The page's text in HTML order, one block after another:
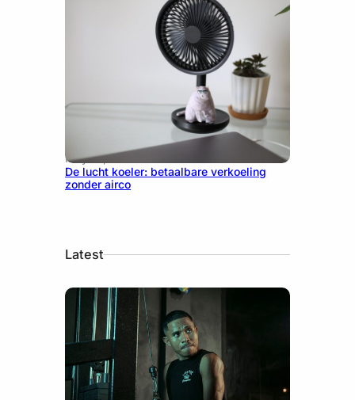
May 12, 2026
De lucht koeler: betaalbare verkoeling
zonder airco
Latest